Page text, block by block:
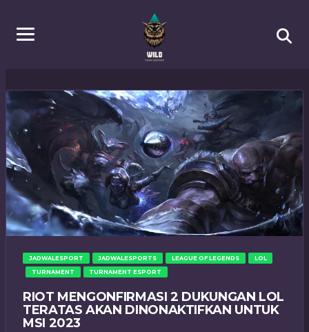
JADWALESPORT JADWALESPORTS LEAGUE OF LEGENDS
LOL
TURNAMENT
TURNAMENT ESPORT
RIOT MENGONFIRMASI 2 DUKUNGAN LOL
TERATAS AKAN DINONAKTIFKAN UNTUK
MSI 2023